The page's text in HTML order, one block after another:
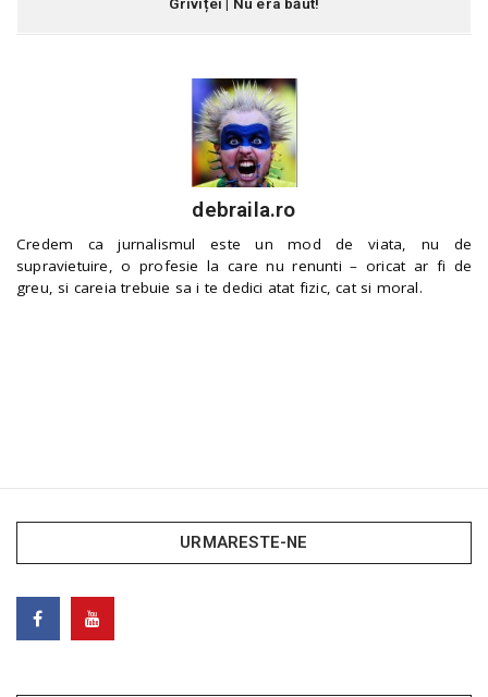
Griviței | Nu era băut!
debraila.ro
Credem ca jurnalismul este un mod de viata, nu de
supravietuire, o profesie la care nu renunti – oricat ar fi de
greu, si careia trebuie sa i te dedici atat fizic, cat si moral.
URMARESTE-NE